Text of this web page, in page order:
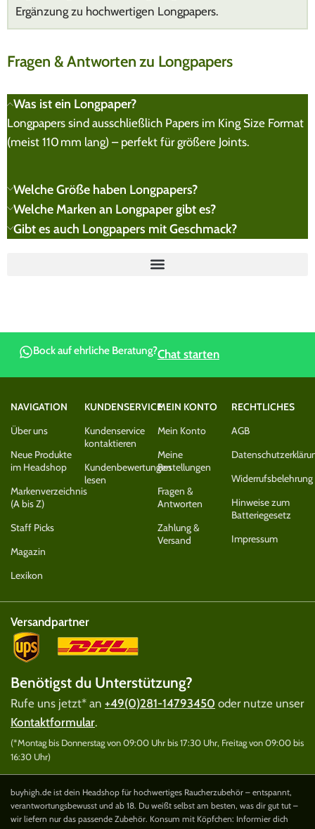
Ergänzung zu hochwertigen Longpapers.
Fragen & Antworten zu Longpapers
Was ist ein Longpaper?
Longpapers sind ausschließlich Papers im King Size Format
(meist 110 mm lang) – perfekt für größere Joints.
Welche Größe haben Longpapers?
Welche Marken an Longpaper gibt es?
Gibt es auch Longpapers mit Geschmack?
Bock auf ehrliche Beratung?Chat starten
NAVIGATION
Über uns
Neue Produkte
im Headshop
Markenverzeichnis
(A bis Z)
Staff Picks
Magazin
Lexikon
KUNDENSERVICE
Kundenservice
kontaktieren
Kundenbewertungen
lesen
MEIN KONTO
Mein Konto
Meine
Bestellungen
Fragen &
Antworten
Zahlung &
Versand
RECHTLICHES
AGB
Widerrufsbelehrung
Hinweise zum
Batteriegesetz
Impressum
Versandpartner
Benötigst du Unterstützung?
Rufe uns jetzt* an +49(0)281-14793450 oder nutze unser
Kontaktformular.
(*Montag bis Donnerstag von 09:00 Uhr bis 17:30 Uhr, Freitag von 09:00 bis
16:30 Uhr)
buyhigh.de ist dein Headshop für hochwertiges Raucherzubehör – entspannt,
verantwortungsbewusst und ab 18. Du weißt selbst am besten, was dir gut tut –
wir liefern nur das passende Zubehör. Konsum mit Köpfchen: Informier dich